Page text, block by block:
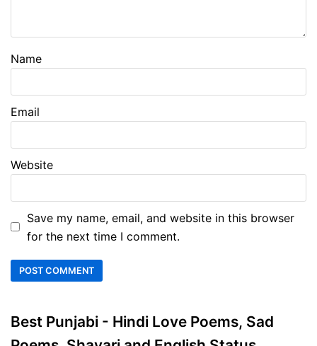
Name
Email
Website
Save my name, email, and website in this browser
for the next time I comment.
Best Punjabi - Hindi Love Poems, Sad